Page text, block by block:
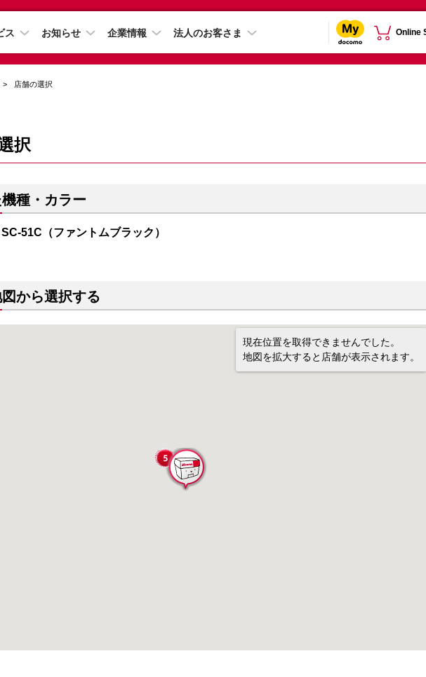
ス お知らせ 企業情報 法人のお客さま Online
店舗の選択
択
種・カラー
51C（ファントムブラック）
から選択する
現在位置を取得できませんでした。
地図を拡大すると店舗が表示されます。